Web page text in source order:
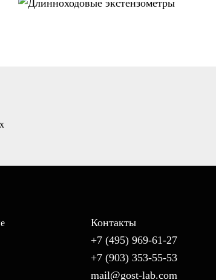
машины
Контакты
+7 (495) 969-61-27
+7 (903) 353-55-53
mail@gost-lab.com